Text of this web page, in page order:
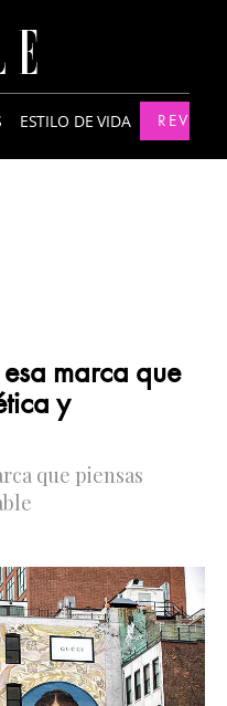
ESTILO DE VIDA
marca que
y
que piensas